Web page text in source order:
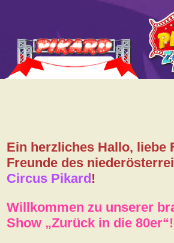
Ein herzliches Hallo, liebe
Freunde des
Circus Pikard!
Willkommen zu unserer
Show „Zurück in die 80er“!